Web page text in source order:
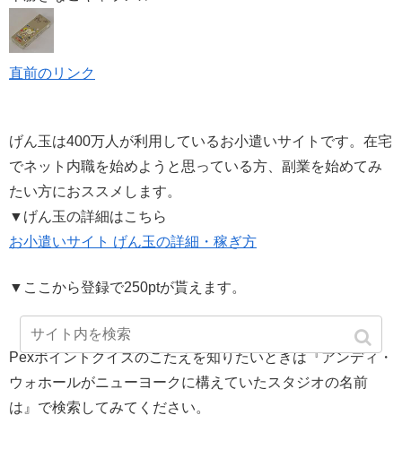
直前のリンク
げん玉は400万人が利用しているお小遣いサイトです。在宅
でネット内職を始めようと思っている方、副業を始めてみ
たい方におススメします。
▼げん玉の詳細はこちら
お小遣いサイト げん玉の詳細・稼ぎ方
▼ここから登録で250ptが貰えます。
Pexポイントクイズのこたえを知りたいときは『アンディ・
ウォホールがニューヨークに構えていたスタジオの名前
は』で検索してみてください。